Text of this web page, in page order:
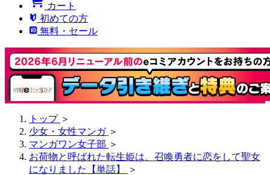
カート
初めての方
無料・セール
トップ ＞
少女・女性マンガ ＞
マンガワン女子部 ＞
お荷物と呼ばれた転生姫は、召喚勇者に恋をして聖女
になりました【単話】
＞